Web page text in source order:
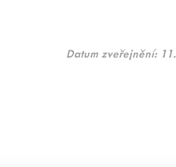
Datum zveřejnění: